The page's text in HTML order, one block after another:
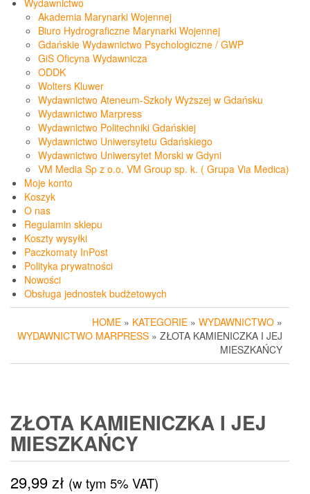
Wydawnictwo
Akademia Marynarki Wojennej
Biuro Hydrograficzne Marynarki Wojennej
Gdańskie Wydawnictwo Psychologiczne / GWP
GiS Oficyna Wydawnicza
ODDK
Wolters Kluwer
Wydawnictwo Ateneum-Szkoły Wyższej w Gdańsku
Wydawnictwo Marpress
Wydawnictwo Politechniki Gdańskiej
Wydawnictwo Uniwersytetu Gdańskiego
Wydawnictwo Uniwersytet Morski w Gdyni
VM Media Sp z o.o. VM Group sp. k. ( Grupa Via Medica)
Moje konto
Koszyk
O nas
Regulamin sklepu
Koszty wysyłki
Paczkomaty InPost
Polityka prywatności
Nowości
Obsługa jednostek budżetowych
HOME » KATEGORIE » WYDAWNICTWO »
WYDAWNICTWO MARPRESS » ZŁOTA KAMIENICZKA I JEJ
MIESZKAŃCY
ZŁOTA KAMIENICZKA I JEJ
MIESZKAŃCY
29,99zł (w tym 5% VAT)